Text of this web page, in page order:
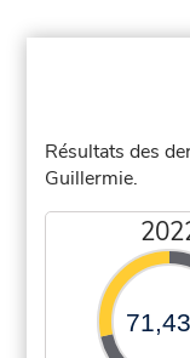
Résultats des
Guillermie.